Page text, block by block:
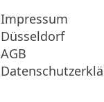
Impressum
Düsseldorf
AGB